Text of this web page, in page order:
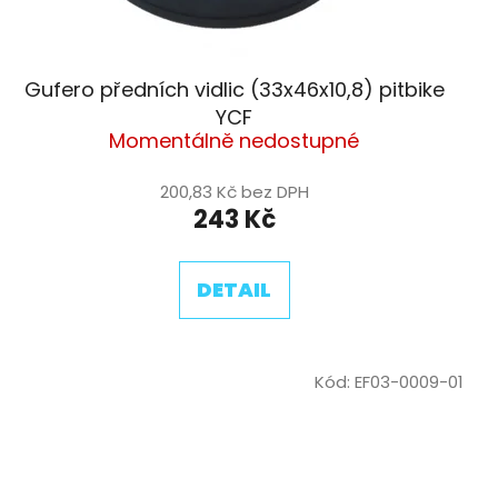
Gufero předních vidlic (33x46x10,8) pitbike
YCF
Momentálně nedostupné
200,83 Kč bez DPH
243 Kč
DETAIL
Kód: EF03-0009-01